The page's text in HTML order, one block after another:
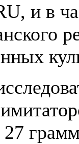
и в